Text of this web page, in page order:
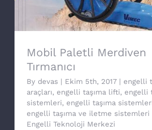
Mobil Paletli Merdiven
Tırmanıcı
By devas | Ekim 5th, 2017 | engelli
araçları, engelli taşıma lifti, engelli
sistemleri, engelli taşıma
engelli taşıma ve iletme sistemleri
Engelli Teknoloji Merkezi